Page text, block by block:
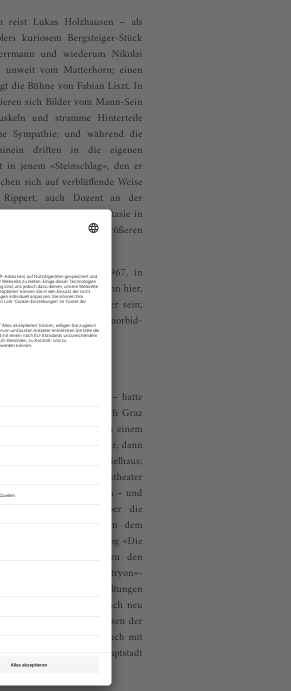
reist Lukas Holzhausen – als
kuriosem Bergsteiger-Stück
und wiederum Nikolai
vom Matterhorn; einen
die Bühne von Fabian Liszt. In
sich Bilder vom Mann-Sein
und stramme Hinterteile
Sympathie; und während die
driften in die eigenen
jenem «Steinschlag», den er
sich auf verblüffende Weise
Rippert, auch Dozent an der
hat diese schräge Fantasie in
anderen, der etwas größeren
vom Jahrgang 1967, in
dort ausgebildet, kann hier,
mal so richtig Schweizer sein;
und Gemel stößt als morbid-
dazu.
und Regisseur – hatte
bevor er 1993 nach Graz
er nie mehr so lange an einem
Bremen für nur ein Jahr, dann
Hamburger Schauspielhaus;
weitere vier am Volkstheater
Hannover umgezogen – und
auch Gedanken über die
im Spielplan – neben dem
mit dem feinen Monolog «Die
damit wird er auch zu den
der Kleistund «Amphitryon»-
Holzhausen die Haltungen
und der gendertechnisch neu
gelang auch Holzhausen der
Aufführungsversuch mit
der Landeshauptstadt